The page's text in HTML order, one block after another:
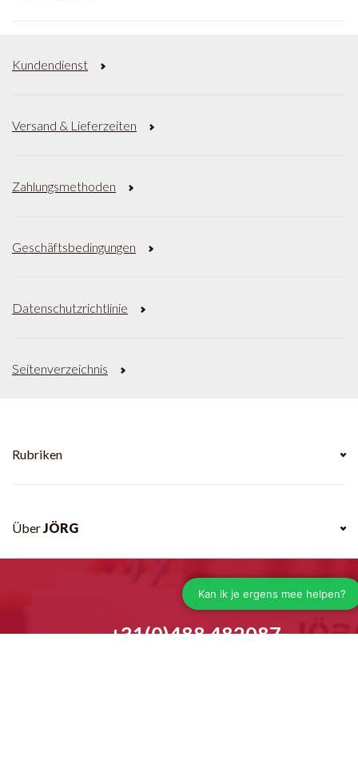
Kundendienst
Versand & Lieferzeiten
Zahlungsmethoden
Geschäftsbedingungen
Datenschutzrichtlinie
Seitenverzeichnis
Rubriken
ÜberJÖRG
+31(0)488 482087